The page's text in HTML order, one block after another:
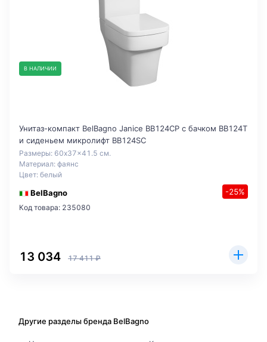
В НАЛИЧИИ
Унитаз-компакт BelBagno Janice BB124CP с бачком BB124T
и сиденьем микролифт BB124SC
Размеры: 60x37x41.5 см.
Материал: фаянс
Цвет: белый
BelBagno -25%
Код товара: 235080
13 034 17 411 ₽
Другие разделы бренда BelBagno